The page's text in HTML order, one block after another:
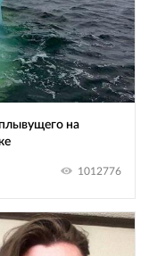
на
1012776